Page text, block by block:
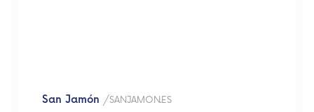
San Jamón /SANJAMON.ES